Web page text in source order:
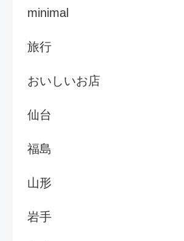
minimal
旅行
おいしいお店
仙台
福島
山形
岩手